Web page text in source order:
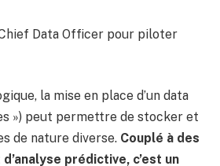
Data Officer pour piloter
la mise en place d’un data
») peut permettre de stocker et
de nature diverse. Couplé à des
prédictive, c’est un